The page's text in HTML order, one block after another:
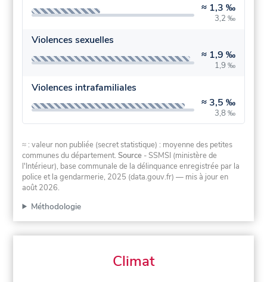
≈ 1,3 ‰
3,2 ‰
Violences sexuelles
≈ 1,9 ‰
1,9 ‰
Violences intrafamiliales
≈ 3,5 ‰
3,8 ‰
≈ : valeur non publiée (secret statistique) : moyenne des petites
communes du département.Source - SSMSI (ministère de
l'Intérieur), base communale de la délinquance enregistrée par la
police et la gendarmerie, 2025 (data.gouv.fr) — mis à jour en
août 2026.
Méthodologie
Climat